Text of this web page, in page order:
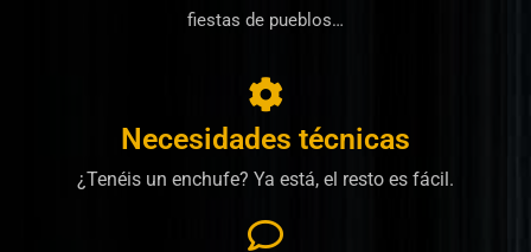
fiestas de pueblos…
Necesidades técnicas
¿Tenéis un enchufe? Ya está, el resto es fácil.